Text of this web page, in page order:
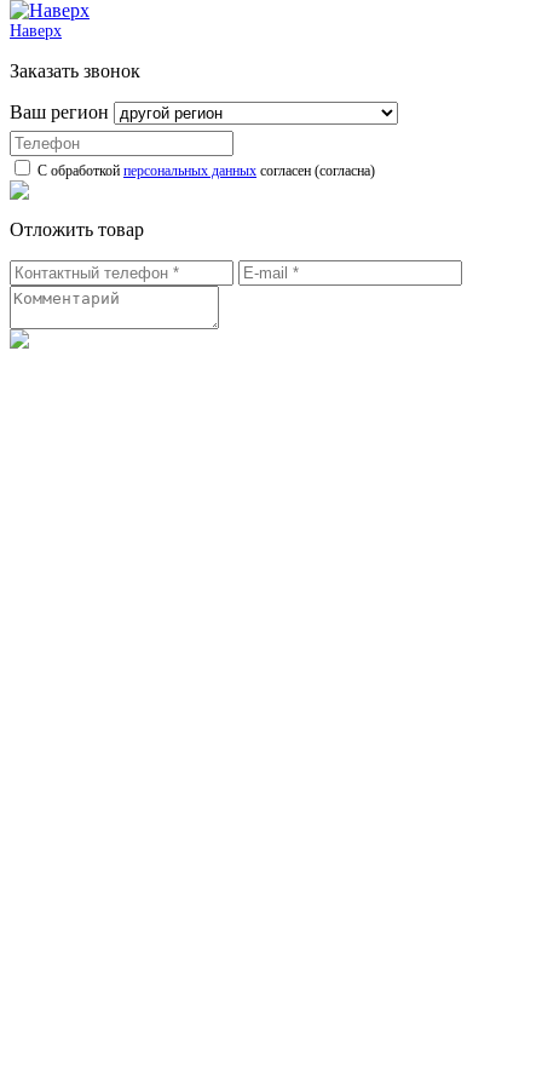
Наверх
Заказать звонок
Ваш регион
С обработкой персональных данных согласен (согласна)
Отложить товар